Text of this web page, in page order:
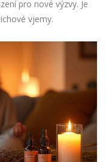
pro nové výzvy. Je
vjemy.